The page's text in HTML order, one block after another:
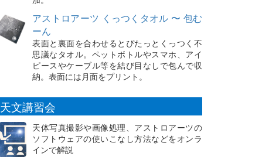
アストロアーツ くっつくタオル 〜 包む
ーん
表面と裏面を合わせるとぴたっとくっつく不
思議なタオル。ペットボトルやスマホ、アイ
ピースやケーブル等を結び目なしで包んで収
納。表面には月面をプリント。
天文講習会
天体写真撮影や画像処理、アストロアーツの
ソフトウェアの使いこなし方法などをオンラ
インで解説